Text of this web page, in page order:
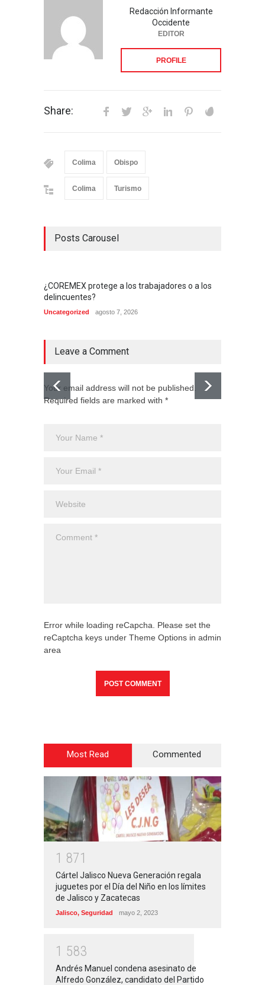
Redacción Informante
Occidente
EDITOR
PROFILE
Share:
Colima Obispo
Colima Turismo
Posts Carousel
¿COREMEX protege a los trabajadores o a los
delincuentes?
Uncategorized agosto 7, 2026
Leave a Comment
Your email address will not be published.
Required fields are marked with *
Error while loading reCapcha. Please set the
reCaptcha keys under Theme Options in admin
area
Most Read Commented
1 871
Cártel Jalisco Nueva Generación regala
juguetes por el Día del Niño en los límites
de Jalisco y Zacatecas
Jalisco, Seguridad mayo 2, 2023
1 583
Andrés Manuel condena asesinato de
Alfredo González, candidato del Partido